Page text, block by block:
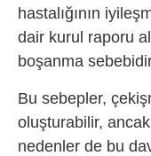
hastalığının
dair kurul raporu
boşanma
Bu sebepler,
oluşturabilir,
nedenler de bu